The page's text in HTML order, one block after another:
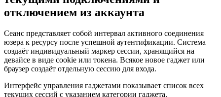
отключением из аккаунта
Сеанс представляет собой интервал активного соединения
юзера к ресурсу после успешной аутентификации. Система
создаёт индивидуальный маркер сессии, хранящийся на
девайсе в виде cookie или токена. Всякое новое гаджет или
браузер создаёт отдельную сессию для входа.
Интерфейс управления гаджетами показывает список всех
текущих сессий с указанием категории гаджета,